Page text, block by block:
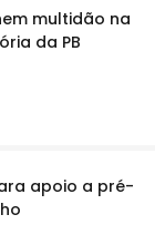
multidão na
da PB
apoio a pré-